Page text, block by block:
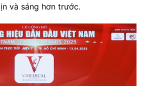
và sáng hơn trước.